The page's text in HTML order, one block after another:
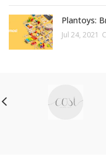
Plantoys:
Jul 24, 2021